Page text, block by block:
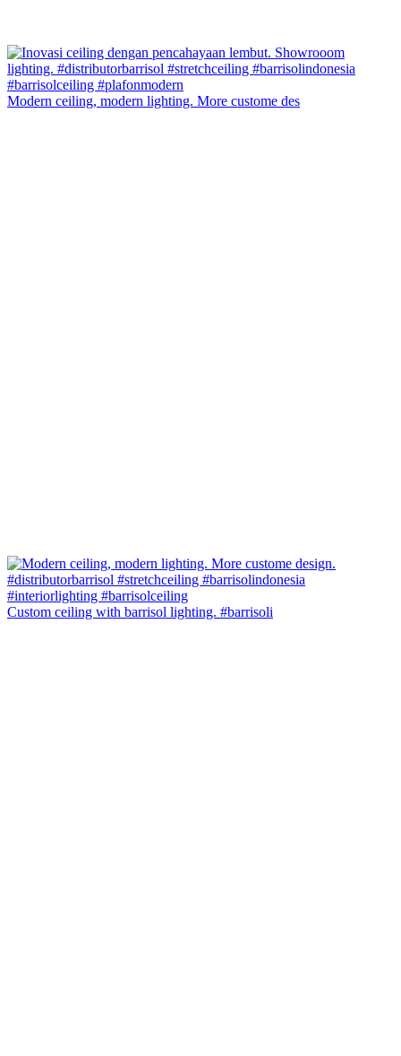
Modern ceiling, modern lighting. More custome des
Custom ceiling with barrisol lighting. #barrisoli